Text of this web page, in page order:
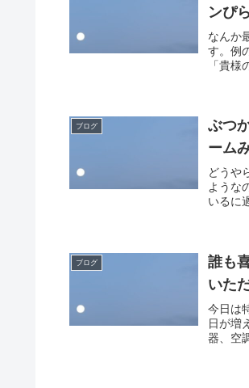
ンぴ
なんか
す。例
「貴
ブログ
ぶつ
ーム
どうや
ような
いるに
ブログ
誰も
いた
今日は
日が増
器、空